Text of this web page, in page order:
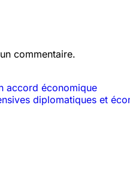
commentaire.
accord économique
diplomatiques et